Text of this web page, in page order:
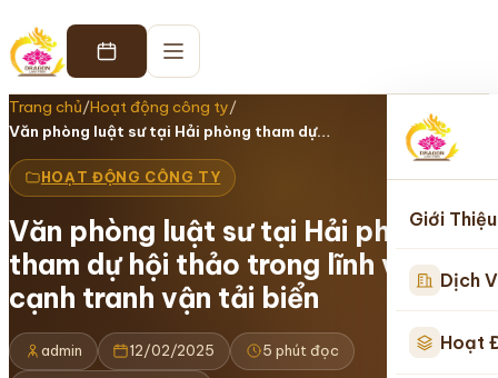
Giới Thiệu
Dịch
Hoạt
Trang chủ/Hoạt động công ty/
Văn phòng luật sư tại Hải phòng tham dự…
HOẠT ĐỘNG CÔNG TY
Văn phòng luật sư tại Hải phòng
tham dự hội thảo trong lĩnh vực
cạnh tranh vận tải biển
admin 12/02/2025 5 phút đọc